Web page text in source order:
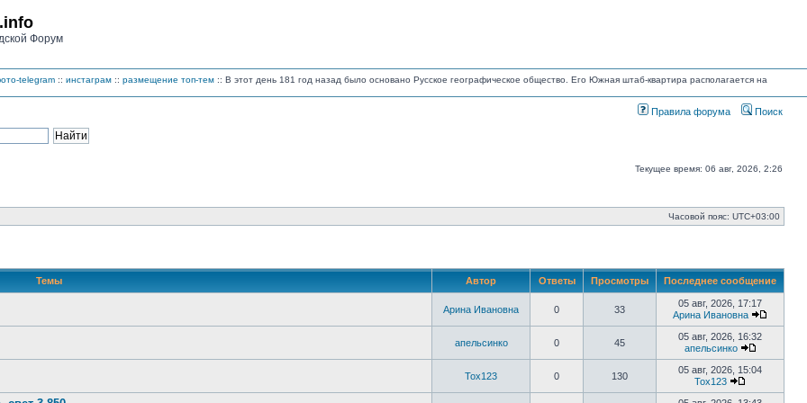
Форум
telegram :: инстаграм :: размещение топ-тем :: В этот день 181 год назад было основано Русское географическое общество. Его Южная штаб-квартира располагается на
Правила форума Поиск
Текущее время: 06 авг, 2026, 2:26
Часовой пояс: UTC+03:00
Темы Автор Ответы Просмотры Последнее сообщение
Арина Ивановна 0 33
05 авг, 2026, 17:17
Арина Ивановна
Перейти
апельсинко 0 45
05 авг, 2026, 16:32
апельсинко
Перейти
к
Tox123 0 130
05 авг, 2026, 15:04
Tox123
Перейти